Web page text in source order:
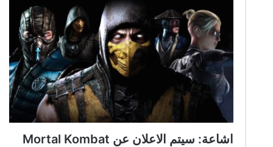
اشاعة: سيتم الاعلان عن Mortal Kombat